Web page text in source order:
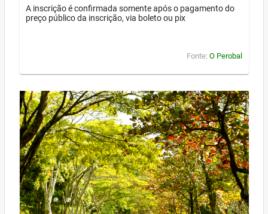
A inscrição é confirmada somente após o pagamento do
preço público da inscrição, via boleto ou pix
Fonte: O Perobal